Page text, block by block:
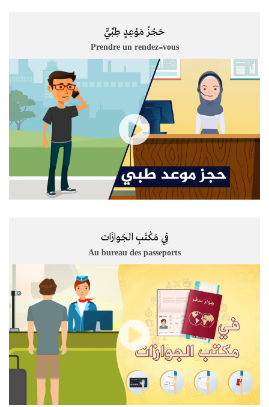
حَجْزُ مَوْعِدٍ طِبِّيٍّ
Prendre un rendez-vous
فِي مَكْتَبِ الجَوازَات
Au bureau des passeports